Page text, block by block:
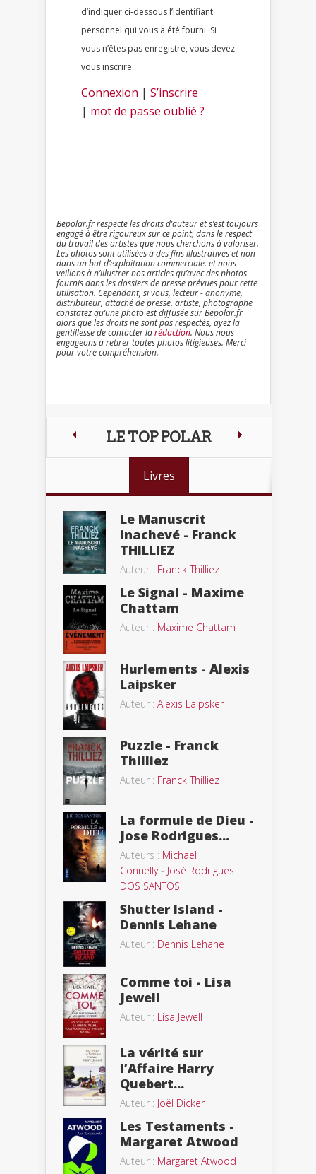
d’indiquer ci-dessous l’identifiant
personnel qui vous a été fourni. Si
vous n’êtes pas enregistré, vous devez
vous inscrire.
Connexion | S’inscrire
| mot de passe oublié ?
Bepolar.fr respecte les droits d’auteur et s’est toujours
engagé à être rigoureux sur ce point, dans le respect
du travail des artistes que nous cherchons à valoriser.
Les photos sont utilisées à des fins illustratives et non
dans un but d’exploitation commerciale. et nous
veillons à n’illustrer nos articles qu’avec des photos
fournis dans les dossiers de presse prévues pour cette
utilisation. Cependant, si vous, lecteur - anonyme,
distributeur, attaché de presse, artiste, photographe
constatez qu’une photo est diffusée sur Bepolar.fr
alors que les droits ne sont pas respectés, ayez la
gentillesse de contacter larédaction. Nous nous
engageons à retirer toutes photos litigieuses. Merci
pour votre compréhension.
LE TOP POLAR
Livres
Le Manuscrit
inachevé - Franck
THILLIEZ
Auteur : Franck Thilliez
Le Signal - Maxime
Chattam
Auteur : Maxime Chattam
Hurlements - Alexis
Laipsker
Auteur : Alexis Laipsker
Puzzle - Franck
Thilliez
Auteur : Franck Thilliez
La formule de Dieu -
Jose Rodrigues...
Auteurs : Michael
Connelly- José Rodrigues
DOS SANTOS
Shutter Island -
Dennis Lehane
Auteur : Dennis Lehane
Comme toi - Lisa
Jewell
Auteur : Lisa Jewell
La vérité sur
l’Affaire Harry
Quebert...
Auteur : Joël Dicker
Les Testaments -
Margaret Atwood
Auteur : Margaret Atwood